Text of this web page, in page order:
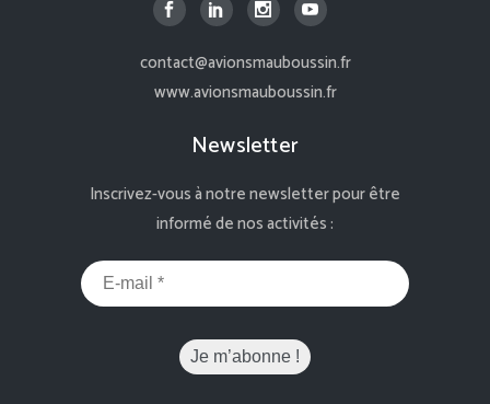
contact@avionsmauboussin.fr
www.avionsmauboussin.fr
Newsletter
Inscrivez-vous à notre newsletter pour être
informé de nos activités :